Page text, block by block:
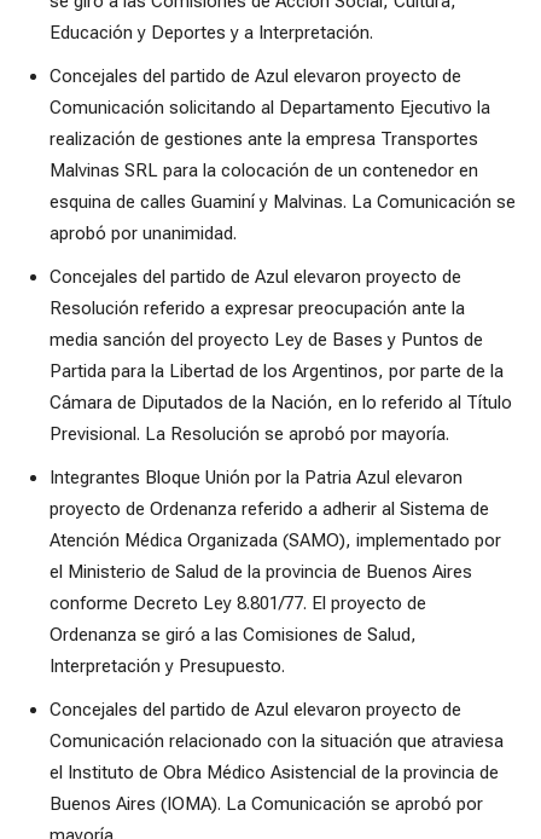
Educación y Deportes y a Interpretación.
Concejales del partido de Azul elevaron proyecto de
Comunicación solicitando al Departamento Ejecutivo la
realización de gestiones ante la empresa Transportes
Malvinas SRL para la colocación de un contenedor en
esquina de calles Guaminí y Malvinas. La Comunicación se
aprobó por unanimidad.
Concejales del partido de Azul elevaron proyecto de
Resolución referido a expresar preocupación ante la
media sanción del proyecto Ley de Bases y Puntos de
Partida para la Libertad de los Argentinos, por parte de la
Cámara de Diputados de la Nación, en lo referido al Título
Previsional. La Resolución se aprobó por mayoría.
Integrantes Bloque Unión por la Patria Azul elevaron
proyecto de Ordenanza referido a adherir al Sistema de
Atención Médica Organizada (SAMO), implementado por
el Ministerio de Salud de la provincia de Buenos Aires
conforme Decreto Ley 8.801/77. El proyecto de
Ordenanza se giró a las Comisiones de Salud,
Interpretación y Presupuesto.
Concejales del partido de Azul elevaron proyecto de
Comunicación relacionado con la situación que atraviesa
el Instituto de Obra Médico Asistencial de la provincia de
Buenos Aires (IOMA). La Comunicación se aprobó por